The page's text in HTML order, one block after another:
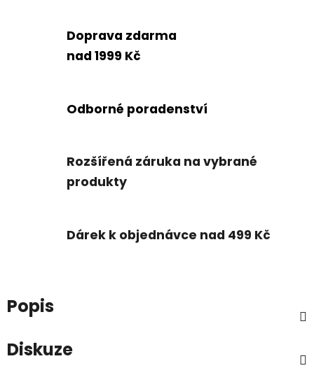
Doprava zdarma
nad 1999 Kč
Odborné poradenství
Rozšířená záruka na vybrané
produkty
Dárek k objednávce nad 499 Kč
Popis
Diskuze